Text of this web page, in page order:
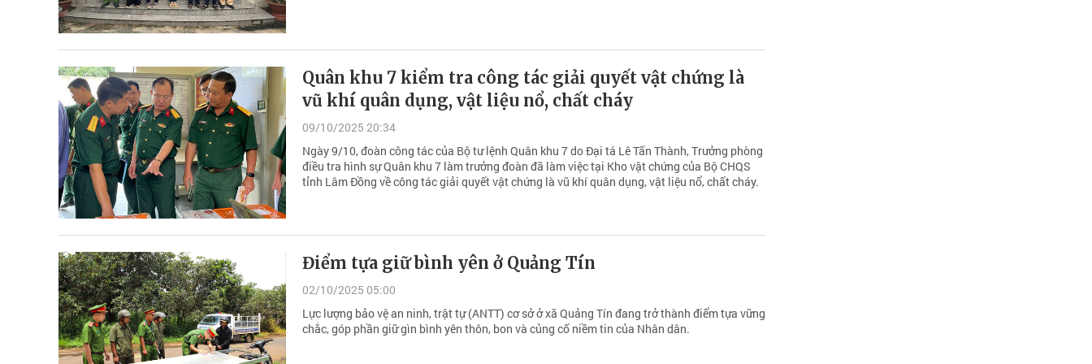
Quân khu 7 kiểm tra công tác giải quyết vật chứng là
vũ khí quân dụng, vật liệu nổ, chất cháy
09/10/2025 20:34
Ngày 9/10, đoàn công tác của Bộ tư lệnh Quân khu 7 do Đại tá Lê Tấn Thành, Trưởng phòng
điều tra hình sự Quân khu 7 làm trưởng đoàn đã làm việc tại Kho vật chứng của Bộ CHQS
tỉnh Lâm Đồng về công tác giải quyết vật chứng là vũ khí quân dụng, vật liệu nổ, chất cháy.
Điểm tựa giữ bình yên ở Quảng Tín
02/10/2025 05:00
Lực lượng bảo vệ an ninh, trật tự (ANTT) cơ sở ở xã Quảng Tín đang trở thành điểm tựa vững
chắc, góp phần giữ gìn bình yên thôn, bon và củng cố niềm tin của Nhân dân.